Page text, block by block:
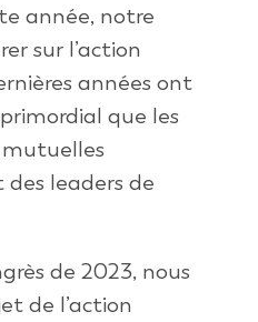
année, notre
sur l’action
années ont
que les
mutuelles
des leaders de
de 2023, nous
de l’action